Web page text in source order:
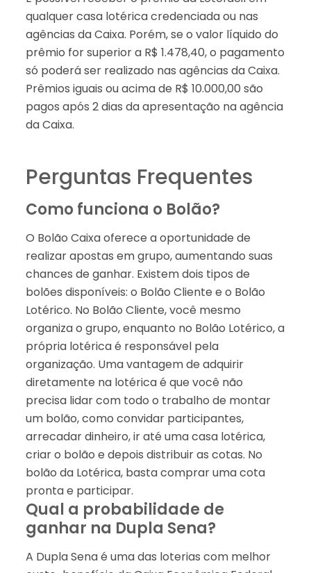
qualquer casa lotérica credenciada ou nas
agências da Caixa. Porém, se o valor líquido do
prêmio for superior a R$ 1.478,40, o pagamento
só poderá ser realizado nas agências da Caixa.
Prêmios iguais ou acima de R$ 10.000,00 são
pagos após 2 dias da apresentação na agência
da Caixa.
Perguntas Frequentes
Como funciona o Bolão?
O Bolão Caixa oferece a oportunidade de
realizar apostas em grupo, aumentando suas
chances de ganhar. Existem dois tipos de
bolões disponíveis: o Bolão Cliente e o Bolão
Lotérico. No Bolão Cliente, você mesmo
organiza o grupo, enquanto no Bolão Lotérico, a
própria lotérica é responsável pela
organização. Uma vantagem de adquirir
diretamente na lotérica é que você não
precisa lidar com todo o trabalho de montar
um bolão, como convidar participantes,
arrecadar dinheiro, ir até uma casa lotérica,
criar o bolão e depois distribuir as cotas. No
bolão da Lotérica, basta comprar uma cota
pronta e participar.
Qual a probabilidade de
ganhar na Dupla Sena?
A Dupla Sena é uma das loterias com melhor